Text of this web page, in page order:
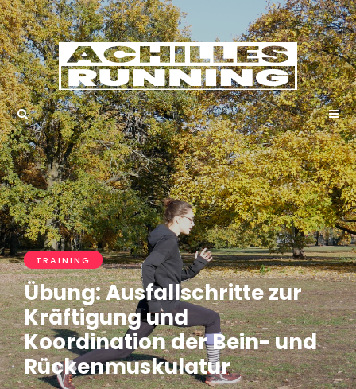
TRAINING
Übung: Ausfallschritte zur
Kräftigung und
Koordination der Bein- und
Rückenmuskulatur